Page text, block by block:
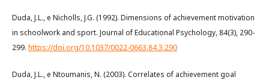
Duda, J.L., e Nicholls, J.G. (1992). Dimensions of achievement motivation
in schoolwork and sport. Journal of Educational Psychology, 84(3), 290-
299. https://doi.org/10.1037/0022-0663.84.3.290
Duda, J.L., e Ntoumanis, N. (2003). Correlates of achievement goal